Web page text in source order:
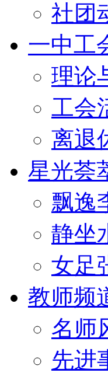
社团
一中工
理论
工会
离退
星光荟
飘逸
静坐
女足
教师频
名师
先进